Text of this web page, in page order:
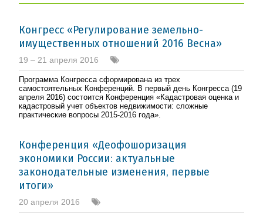
Конгресс «Регулирование земельно-
имущественных отношений 2016 Весна»
19 – 21 апреля 2016
Программа Конгресса сформирована из трех
самостоятельных Конференций. В первый день Конгресса (19
апреля 2016) состоится Конференция «Кадастровая оценка и
кадастровый учет объектов недвижимости: сложные
практические вопросы 2015-2016 года».
Конференция «Деофошоризация
экономики России: актуальные
законодательные изменения, первые
итоги»
20 апреля 2016